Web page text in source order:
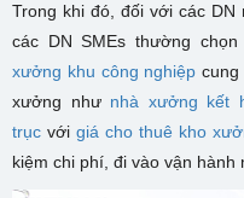
Trong khi đó, đối với các
các DN SMEs thường chọn
xưởng khu công nghiệp cung
xưởng như nhà xưởng kết
trục với giá cho thuê kho
kiệm chi phí, đi vào vận hành